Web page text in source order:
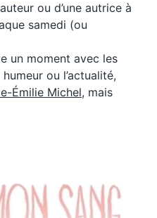
ou d’une autrice à
samedi (ou
un moment avec les
ou l’actualité,
Émilie Michel, mais